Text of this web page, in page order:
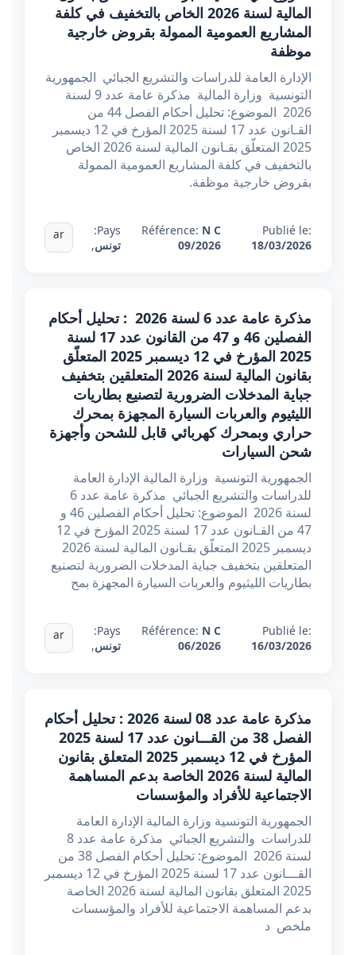
المالية لسنة 2026 الخاص بالتخفيف في كلفة
المشاريع العمومية الممولة بقروض خارجية
موظفة
الإدارة العامة للدراسات والتشريع الجبائي الجمهورية
التونسية وزارة المالية مذكرة عامة عدد 9 لسنة
2026 الموضوع: تحليل أحكام الفصل 44 من
القـانون عدد 17 لسنة 2025 المؤرخ في 12 ديسمبر
2025 المتعلّق بقـانون المالية لسنة 2026 الخاص
بالتخفيف في كلفة المشاريع العمومية الممولة
بقروض خارجية موظفة.
Publié le:
18/03/2026
Référence: N C
09/2026
Pays:
تونس,
ar
مذكرة عامة عدد 6 لسنة 2026 : تحليل أحكام
الفصلين 46 و 47 من القانون عدد 17 لسنة
2025 المؤرخ في 12 ديسمبر 2025 المتعلّق
بقانون المالية لسنة 2026 المتعلقين بتخفيف
جباية المدخلات الضرورية لتصنيع بطاريات
الليثيوم والعربات السيارة المجهزة بمحرك
حراري وبمحرك كهربائي قابل للشحن وأجهزة
شحن السيارات
الجمهورية التونسية وزارة المالية الإدارة العامة
للدراسات والتشريع الجبائي مذكرة عامة عدد 6
لسنة 2026 الموضوع: تحليل أحكام الفصلين 46 و
47 من القـانون عدد 17 لسنة 2025 المؤرخ في 12
ديسمبر 2025 المتعلّق بقـانون المالية لسنة 2026
المتعلقين بتخفيف جباية المدخلات الضرورية لتصنيع
بطاريات الليثيوم والعربات السيارة المجهزة بمح
Publié le:
16/03/2026
Référence: N C
06/2026
Pays:
تونس,
ar
مذكرة عامة عدد 08 لسنة 2026 : تحليل أحكام
الفصل 38 من القـــانون عدد 17 لسنة 2025
المؤرخ في 12 ديسمبر 2025 المتعلق بقانون
المالية لسنة 2026 الخاصة بدعم المساهمة
الاجتماعية للأفراد والمؤسسات
الجمهورية التونسية وزارة المالية الإدارة العامة
للدراسات والتشريع الجبائي مذكرة عامة عدد 8
لسنة 2026 الموضوع: تحليل أحكام الفصل 38 من
القـــانون عدد 17 لسنة 2025 المؤرخ في 12 ديسمبر
2025 المتعلق بقانون المالية لسنة 2026 الخاصة
بدعم المساهمة الاجتماعية للأفراد والمؤسسات
ملخص د